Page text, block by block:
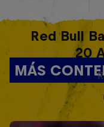
MÁS
Red Bull
20